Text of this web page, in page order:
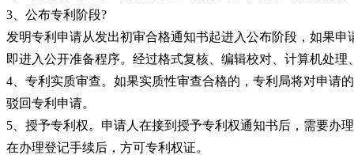
3、公布专利阶段?
发明专利申请从发出初审合格通知书起进入公布阶段，如果
即进入公开准备程序。经过格式复核、编辑校对、计算机处理
4、专利实质审查。如果实质性审查合格的，专利局将对申请
驳回专利申请。
5、授予专利权。申请人在接到授予专利权通知书后，需要办
在办理登记手续后，方可专利权证。